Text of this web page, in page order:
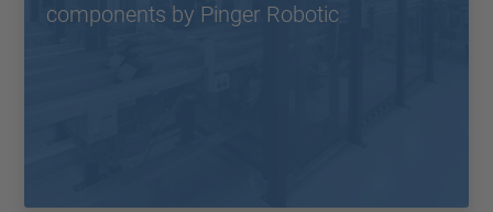
components by Pinger Robotic